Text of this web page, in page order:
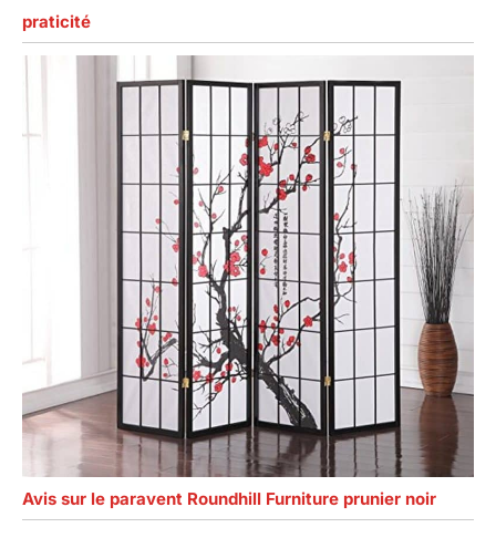
praticité
Avis sur le paravent Roundhill Furniture prunier noir